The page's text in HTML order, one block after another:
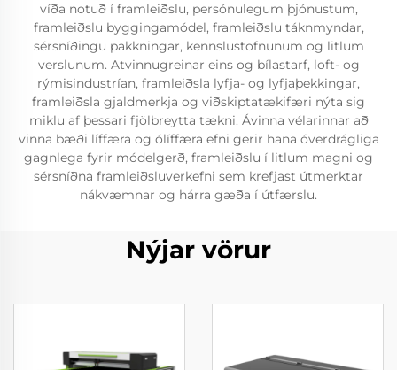
víða notuð í framleiðslu, persónulegum þjónustum,
framleiðslu byggingamódel, framleiðslu táknmyndar,
sérsníðingu pakkningar, kennslustofnunum og litlum
verslunum. Atvinnugreinar eins og bílastarf, loft- og
rýmisindustrían, framleiðsla lyfja- og lyfjaþekkingar,
framleiðsla gjaldmerkja og viðskiptatækifæri nýta sig
miklu af þessari fjölbreytta tækni. Ávinna vélarinnar að
vinna bæði líffæra og ólíffæra efni gerir hana óverdrágliga
gagnlega fyrir módelgerð, framleiðslu í litlum magni og
sérsníðna framleiðsluverkefni sem krefjast útmerktar
nákvæmnar og hárra gæða í útfærslu.
Nýjar vörur